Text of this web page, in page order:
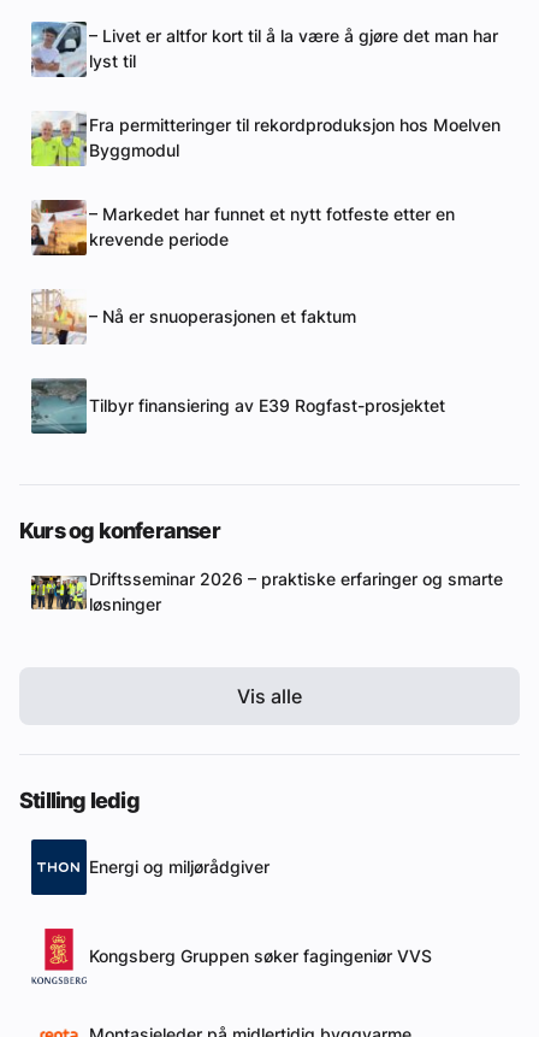
– Livet er altfor kort til å la være å gjøre det man har
lyst til
Fra permitteringer til rekordproduksjon hos Moelven
Byggmodul
– Markedet har funnet et nytt fotfeste etter en
krevende periode
– Nå er snuoperasjonen et faktum
Tilbyr finansiering av E39 Rogfast-prosjektet
Kurs og konferanser
Driftsseminar 2026 – praktiske erfaringer og smarte
løsninger
Vis alle
Stilling ledig
Energi og miljørådgiver
Kongsberg Gruppen søker fagingeniør VVS